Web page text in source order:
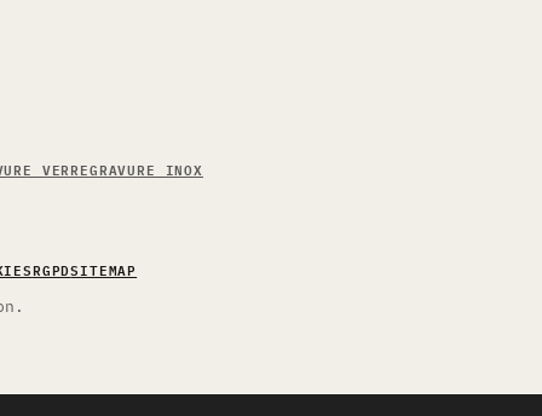
VERREGRAVURE INOX
RGPDSITEMAP